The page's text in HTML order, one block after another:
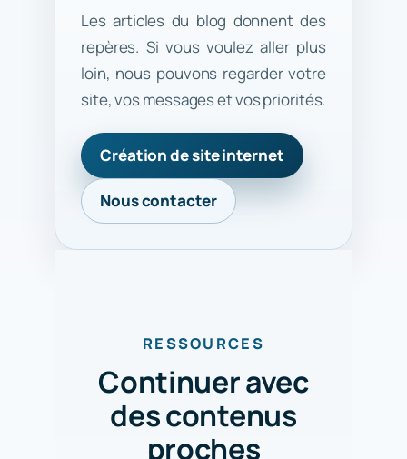
Les articles du blog donnent des
repères. Si vous voulez aller plus
loin, nous pouvons regarder votre
site, vos messages et vos priorités.
Création de site internet
Nous contacter
RESSOURCES
Continuer avec
des contenus
proches